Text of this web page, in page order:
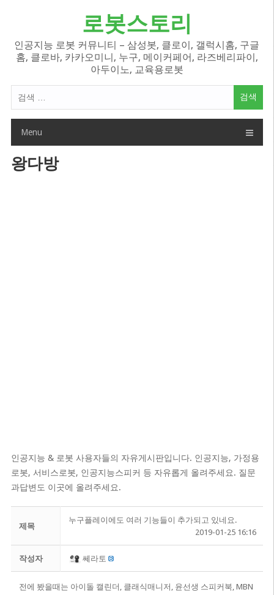
로봇스토리
인공지능 로봇 커뮤니티 – 삼성봇, 클로이, 갤럭시홈, 구글
홈, 클로바, 카카오미니, 누구, 메이커페어, 라즈베리파이,
아두이노, 교육용로봇
색
Menu
왕다방
인공지능 & 로봇 사용자들의 자유게시판입니다. 인공지능, 가정용
로봇, 서비스로봇, 인공지능스피커 등 자유롭게 올려주세요. 질문
과답변도 이곳에 올려주세요.
제목
누구플레이에도 여러 기능들이 추가되고 있네요.
2019-01-25 16:16
작성자 쎄라토
전에 봤을때는 아이돌 캘린더, 클래식매니저, 윤선생 스피커북, MBN